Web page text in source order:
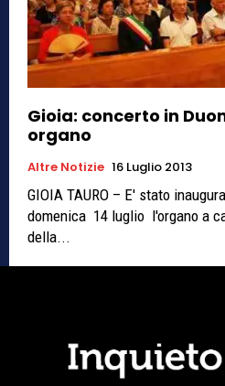
Gioia: concerto in
organo
Altre Notizie 16 Luglio 2013
GIOIA TAURO – E' stato
domenica 14 luglio l'organo a
della...